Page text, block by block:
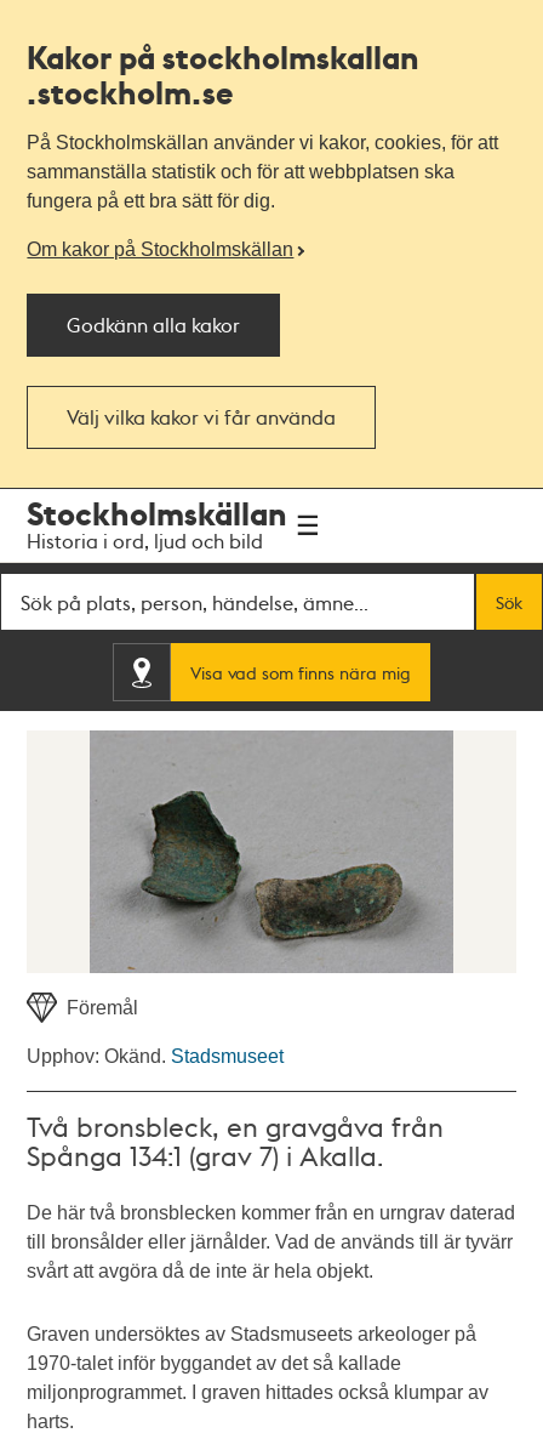
Kakor på stockholmskallan
.stockholm.se
På Stockholmskällan använder vi kakor, cookies, för att
sammanställa statistik och för att webbplatsen ska
fungera på ett bra sätt för dig.
Om kakor på Stockholmskällan
Godkänn alla kakor
Välj vilka kakor vi får använda
navigationen
huvudinnehållet
Stockholmskällan
Historia i ord, ljud och bild
Sök
Visa vad som finns nära mig
Föremål
Upphov: Okänd. Stadsmuseet
Två bronsbleck, en gravgåva från
Spånga 134:1 (grav 7) i Akalla.
De här två bronsblecken kommer från en urngrav daterad
till bronsålder eller järnålder. Vad de används till är tyvärr
svårt att avgöra då de inte är hela objekt.
Graven undersöktes av Stadsmuseets arkeologer på
1970-talet inför byggandet av det så kallade
miljonprogrammet. I graven hittades också klumpar av
harts.